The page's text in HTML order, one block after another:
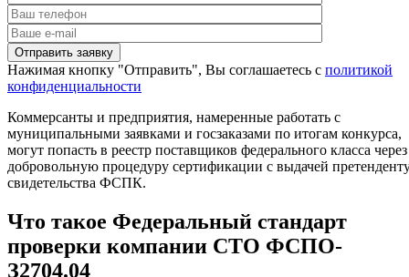
Нажимая кнопку "Отправить", Вы соглашаетесь с политикой
конфиденциальности
Коммерсанты и предприятия, намеренные работать с
муниципальными заявками и госзаказами по итогам конкурса,
могут попасть в реестр поставщиков федерального класса через
добровольную процедуру сертификации с выдачей
свидетельства ФСПК.
Что такое Федеральный стандарт
проверки компании СТО ФСПО-
З2704.04